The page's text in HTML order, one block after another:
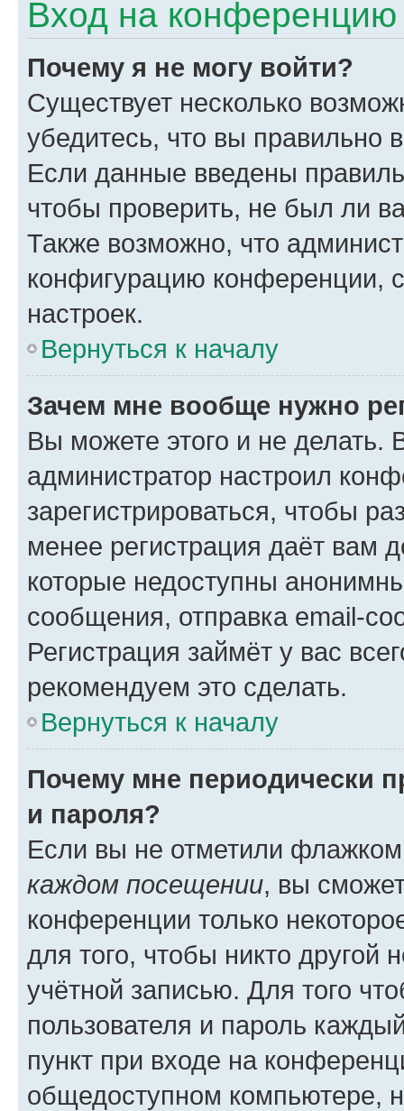
Вход на конференцию
Почему я не могу войти?
Существует несколько
убедитесь, что вы правильно
Если данные введены
чтобы проверить, не был ли
Также возможно, что
конфигурацию конференции,
настроек.
Вернуться к началу
Зачем мне вообще нужно
Вы можете этого и не делать.
администратор настроил
зарегистрироваться, чтобы
менее регистрация даёт вам
которые недоступны
сообщения, отправка email-
Регистрация займёт у вас
рекомендуем это сделать.
Вернуться к началу
Почему мне периодически
и пароля?
Если вы не отметили
каждом посещении, вы
конференции только
для того, чтобы никто другой
учётной записью. Для того
пользователя и пароль
пункт при входе на
общедоступном компьютере,